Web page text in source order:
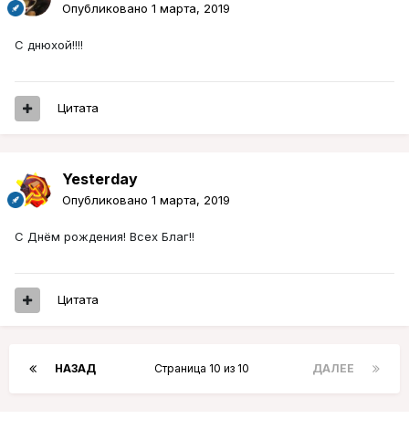
Опубликовано 1 марта, 2019
С днюхой!!!!
Цитата
Yesterday
Опубликовано 1 марта, 2019
С Днём рождения! Всех Благ!!
Цитата
НАЗАД ДАЛЕЕ
Страница 10 из 10